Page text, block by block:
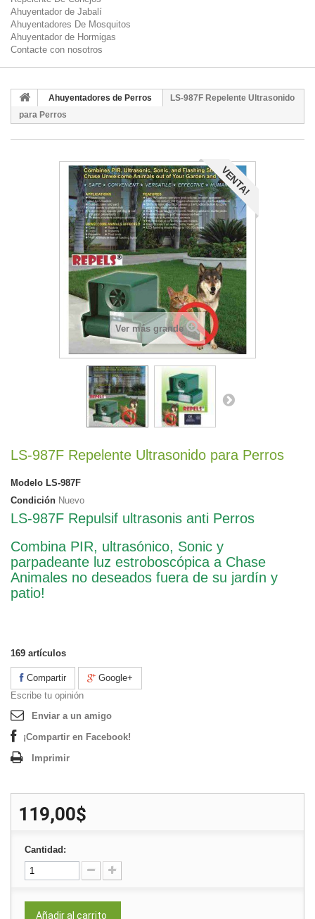
Ahuyentador de Jabalí
Ahuyentadores De Mosquitos
Ahuyentador de Hormigas
Contacte con nosotros
Ahuyentadores de Perros
LS-987F Repelente Ultrasonido
para Perros
VENTA!
Ver más grande
LS-987F Repelente Ultrasonido para Perros
Modelo LS-987F
Condición Nuevo
LS-987F Repulsif ultrasonis anti Perros
Combina PIR, ultrasónico, Sonic y
parpadeante luz estroboscópica a Chase
Animales no deseados fuera de su jardín y
patio!
169 artículos
Compartir
Google+
Escribe tu opinión
Enviar a un amigo
¡Compartir en Facebook!
Imprimir
119,00$
Cantidad:
Añadir al carrito